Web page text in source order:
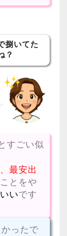
捌いてた
？
すごい似
最安出
とをや
いです
ったで